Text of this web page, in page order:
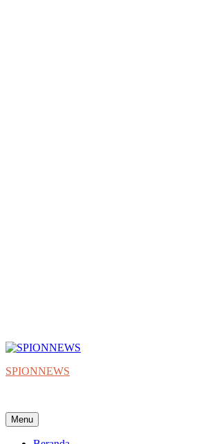
SPIONNEWS
Menu